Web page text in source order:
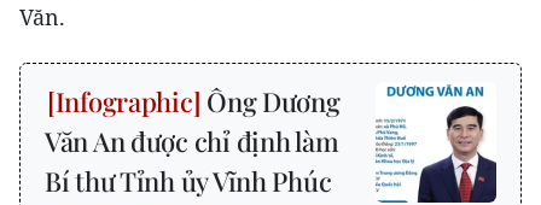
Văn.
Ông Dương
Văn An được chỉ định làm
Bí thư Tỉnh ủy Vĩnh Phúc